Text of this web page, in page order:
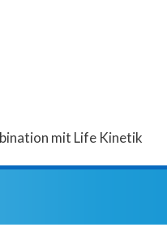
mit Life Kinetik